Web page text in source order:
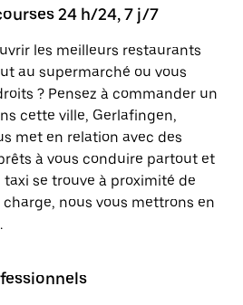
24 h/24, 7 j/7
les meilleurs restaurants
au supermarché ou vous
? Pensez à commander un
cette ville, Gerlafingen,
met en relation avec des
à vous conduire partout et
se trouve à proximité de
nous vous mettrons en